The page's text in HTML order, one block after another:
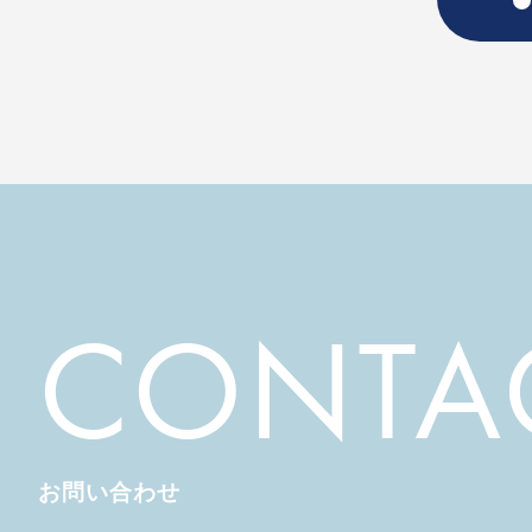
お問い合わせ